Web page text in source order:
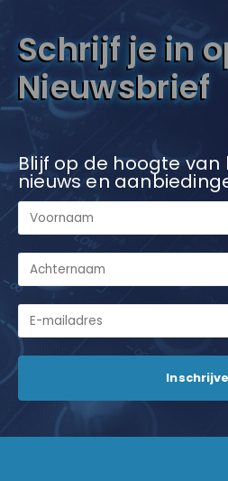
Schrijf je in
Nieuwsbrief
Blijf op de hoogte
nieuws en